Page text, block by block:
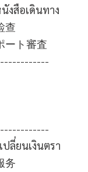
งสือเดินทาง
查
ート審査
ปลี่ยนเงินตรา
务